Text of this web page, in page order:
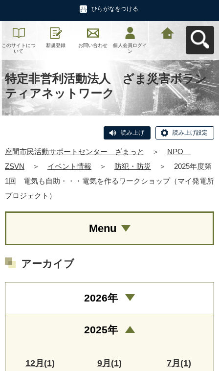
ひらがなをつける
このサイトにつ
いて
新規登録 お問い合わせ
個人会員ログイ
ン
座間市民活動サ
戻る
特定非営利活動法人 ざま災害ボラン
ティアネットワーク
読み上げ 読み上げ設定
座間市民活動サポートセンター ざまっと ＞
NPO
ZSVN
＞ イベント情報 ＞ 防犯・防災 ＞
2025年度第
1回 電気も自助・・・電気を作るワークショップ（マイ発電所
プロジェクト）
Menu
アーカイブ
2026年
2025年
12月(1) 9月(1) 7月(1)